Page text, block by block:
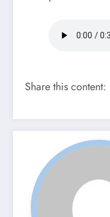
Share this content: